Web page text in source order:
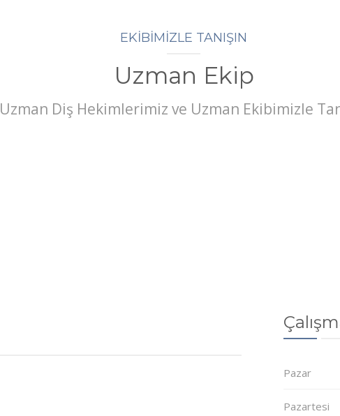
EKİBİMİZLE TANIŞIN
Uzman Ekip
Uzman Diş Hekimlerimiz ve Uzman Ekibimizle
Pazar
Pazartesi